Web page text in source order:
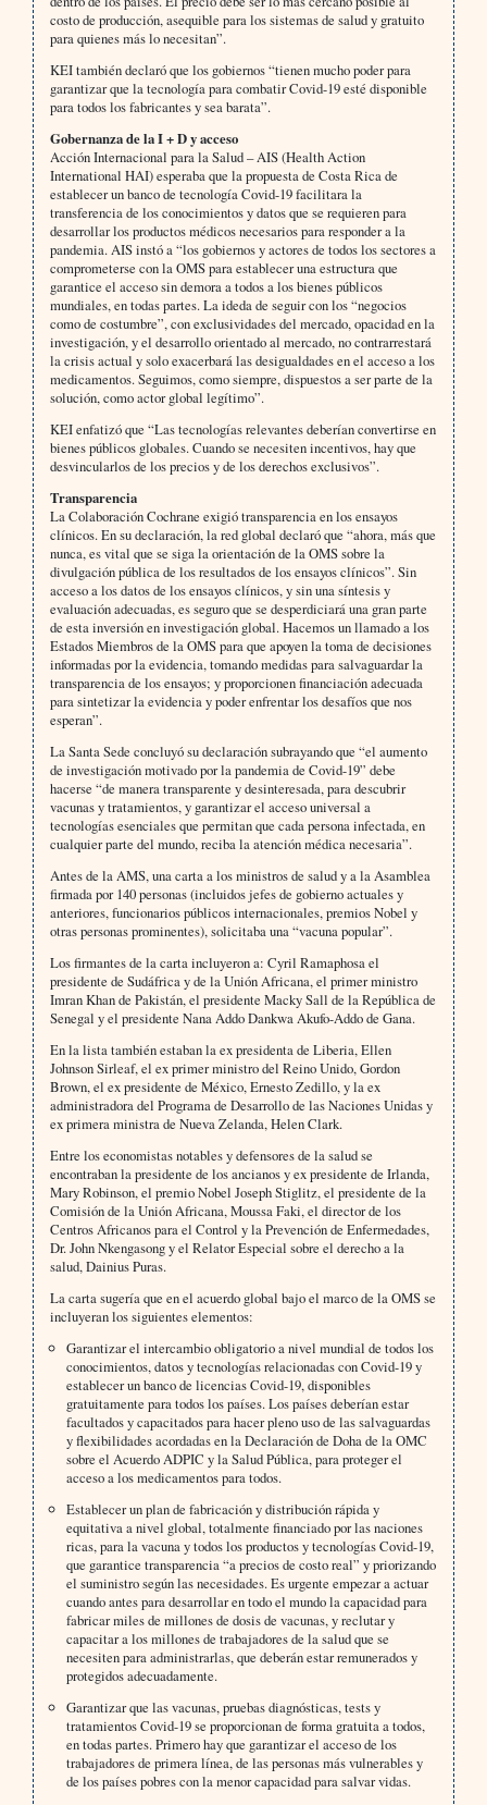
costo de producción, asequible para los sistemas de salud y gratuito
para quienes más lo necesitan”.
KEI también declaró que los gobiernos “tienen mucho poder para
garantizar que la tecnología para combatir Covid-19 esté disponible
para todos los fabricantes y sea barata”.
Gobernanza de la I + D y acceso
Acción Internacional para la Salud – AIS (Health Action
International HAI) esperaba que la propuesta de Costa Rica de
establecer un banco de tecnología Covid-19 facilitara la
transferencia de los conocimientos y datos que se requieren para
desarrollar los productos médicos necesarios para responder a la
pandemia. AIS instó a “los gobiernos y actores de todos los sectores a
comprometerse con la OMS para establecer una estructura que
garantice el acceso sin demora a todos a los bienes públicos
mundiales, en todas partes. La ideda de seguir con los “negocios
como de costumbre”, con exclusividades del mercado, opacidad en la
investigación, y el desarrollo orientado al mercado, no contrarrestará
la crisis actual y solo exacerbará las desigualdades en el acceso a los
medicamentos. Seguimos, como siempre, dispuestos a ser parte de la
solución, como actor global legítimo”.
KEI enfatizó que “Las tecnologías relevantes deberían convertirse en
bienes públicos globales. Cuando se necesiten incentivos, hay que
desvincularlos de los precios y de los derechos exclusivos”.
Transparencia
La Colaboración Cochrane exigió transparencia en los ensayos
clínicos. En su declaración, la red global declaró que “ahora, más que
nunca, es vital que se siga la orientación de la OMS sobre la
divulgación pública de los resultados de los ensayos clínicos”. Sin
acceso a los datos de los ensayos clínicos, y sin una síntesis y
evaluación adecuadas, es seguro que se desperdiciará una gran parte
de esta inversión en investigación global. Hacemos un llamado a los
Estados Miembros de la OMS para que apoyen la toma de decisiones
informadas por la evidencia, tomando medidas para salvaguardar la
transparencia de los ensayos; y proporcionen financiación adecuada
para sintetizar la evidencia y poder enfrentar los desafíos que nos
esperan”.
La Santa Sede concluyó su declaración subrayando que “el aumento
de investigación motivado por la pandemia de Covid-19” debe
hacerse “de manera transparente y desinteresada, para descubrir
vacunas y tratamientos, y garantizar el acceso universal a
tecnologías esenciales que permitan que cada persona infectada, en
cualquier parte del mundo, reciba la atención médica necesaria”.
Antes de la AMS, una carta a los ministros de salud y a la Asamblea
firmada por 140 personas (incluidos jefes de gobierno actuales y
anteriores, funcionarios públicos internacionales, premios Nobel y
otras personas prominentes), solicitaba una “vacuna popular”.
Los firmantes de la carta incluyeron a: Cyril Ramaphosa el
presidente de Sudáfrica y de la Unión Africana, el primer ministro
Imran Khan de Pakistán, el presidente Macky Sall de la República de
Senegal y el presidente Nana Addo Dankwa Akufo-Addo de Gana.
En la lista también estaban la ex presidenta de Liberia, Ellen
Johnson Sirleaf, el ex primer ministro del Reino Unido, Gordon
Brown, el ex presidente de México, Ernesto Zedillo, y la ex
administradora del Programa de Desarrollo de las Naciones Unidas y
ex primera ministra de Nueva Zelanda, Helen Clark.
Entre los economistas notables y defensores de la salud se
encontraban la presidente de los ancianos y ex presidente de Irlanda,
Mary Robinson, el premio Nobel Joseph Stiglitz, el presidente de la
Comisión de la Unión Africana, Moussa Faki, el director de los
Centros Africanos para el Control y la Prevención de Enfermedades,
Dr. John Nkengasong y el Relator Especial sobre el derecho a la
salud, Dainius Puras.
La carta sugería que en el acuerdo global bajo el marco de la OMS se
incluyeran los siguientes elementos:
Garantizar el intercambio obligatorio a nivel mundial de todos los
conocimientos, datos y tecnologías relacionadas con Covid-19 y
establecer un banco de licencias Covid-19, disponibles
gratuitamente para todos los países. Los países deberían estar
facultados y capacitados para hacer pleno uso de las salvaguardas
y flexibilidades acordadas en la Declaración de Doha de la OMC
sobre el Acuerdo ADPIC y la Salud Pública, para proteger el
acceso a los medicamentos para todos.
Establecer un plan de fabricación y distribución rápida y
equitativa a nivel global, totalmente financiado por las naciones
ricas, para la vacuna y todos los productos y tecnologías Covid-19,
que garantice transparencia “a precios de costo real” y priorizando
el suministro según las necesidades. Es urgente empezar a actuar
cuando antes para desarrollar en todo el mundo la capacidad para
fabricar miles de millones de dosis de vacunas, y reclutar y
capacitar a los millones de trabajadores de la salud que se
necesiten para administrarlas, que deberán estar remunerados y
protegidos adecuadamente.
Garantizar que las vacunas, pruebas diagnósticas, tests y
tratamientos Covid-19 se proporcionan de forma gratuita a todos,
en todas partes. Primero hay que garantizar el acceso de los
trabajadores de primera línea, de las personas más vulnerables y
de los países pobres con la menor capacidad para salvar vidas.